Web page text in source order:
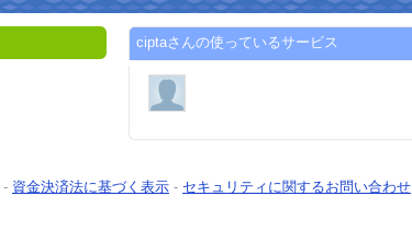
ciptaさんの使っているサービス
- 資金決済法に基づく表示 - セキュリティに関するお問い合わせ